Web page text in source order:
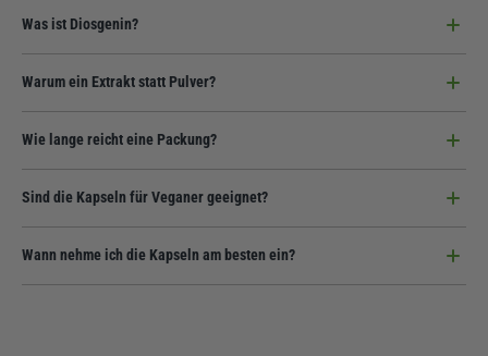
Was ist Diosgenin?
körpereigenen Progesteron in seiner Struktur ähnelt.
Warum ein Extrakt statt Pulver?
stärker als einfaches Wurzelpulver. So erhältst du mehr Power pro Kapsel.
Wie lange reicht eine Packung?
Kapseln täglich reicht dein Vorrat für volle 4 Monate.
Sind die Kapseln für Veganer geeignet?
und verzichten auf jegliche tierische Hilfsstoffe.
Wann nehme ich die Kapseln am besten ein?